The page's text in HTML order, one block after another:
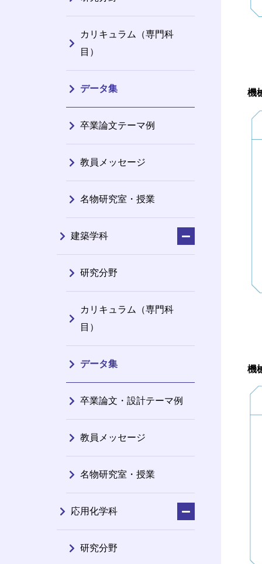
機
機
カリキュラム（専門科
目）
データ集
卒業論文テーマ例
教員メッセージ
名物研究室・授業
建築学科
研究分野
カリキュラム（専門科
目）
データ集
卒業論文・設計テーマ例
教員メッセージ
名物研究室・授業
応用化学科
研究分野